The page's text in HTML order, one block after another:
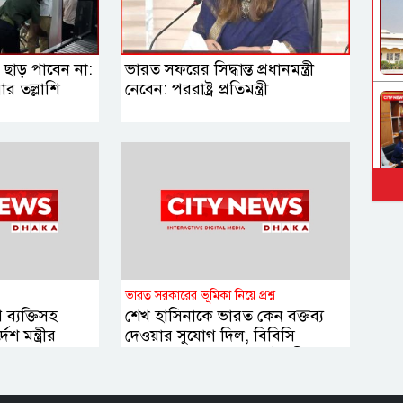
পাবেন না:
তল্লাশি
ভারত সফরের সিদ্ধান্ত প্রধানমন্ত্রী
নেবেন: পররাষ্ট্র প্রতিমন্ত্রী
মন্ত্রীর
ভারত সরকারের ভূমিকা নিয়ে প্রশ্ন
শেখ হাসিনাকে ভারত কেন বক্তব্য
দেওয়ার সুযোগ দিল, বিবিসি